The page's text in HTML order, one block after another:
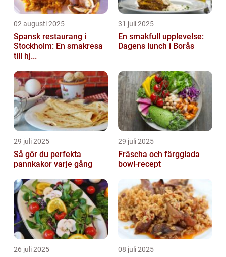
02 augusti 2025
Spansk restaurang i
Stockholm: En smakresa
till hj...
31 juli 2025
En smakfull upplevelse:
Dagens lunch i Borås
29 juli 2025
Så gör du perfekta
pannkakor varje gång
29 juli 2025
Fräscha och färgglada
bowl-recept
26 juli 2025 08 juli 2025